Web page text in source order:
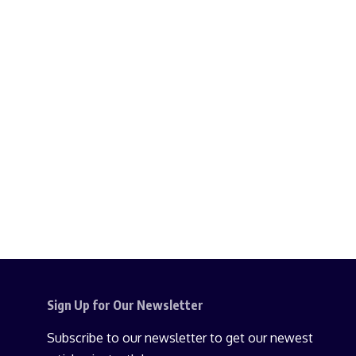
Sign Up for Our Newsletter
Subscribe to our newsletter to get our newest